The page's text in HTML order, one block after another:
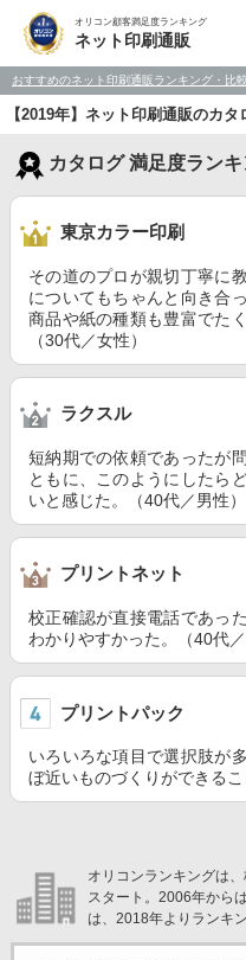
オリコン顧客満足度ランキング
ネット印刷通販
おすすめのネット印刷通販ランキング・比較
【2019年】ネット印刷通販のカ
カタログ 満足度ラン
東京カラー印刷
その道のプロが親切丁寧に
についてもちゃんと向き合
商品や紙の種類も豊富でた
（30代／女性）
ラクスル
短納期での依頼であったが
ともに、このようにしたら
いと感じた。（40代／男性）
プリントネット
校正確認が直接電話であっ
わかりやすかった。（40代／
プリントパック
いろいろな項目で選択肢が
ぼ近いものづくりができるこ
オリコンランキングは
スタート。2006年から
は、2018年よりランキ